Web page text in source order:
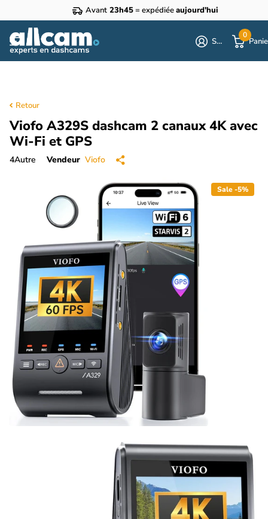
Avant 23h45= expédiéeaujourd'hui
S'identifier
0
Retour
Viofo A329S dashcam 2 canaux 4K avec
Wi-Fi et GPS
4Autre Vendeur Viofo
Sale -5%